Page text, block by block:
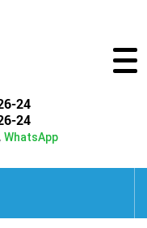
24
24
, WhatsApp